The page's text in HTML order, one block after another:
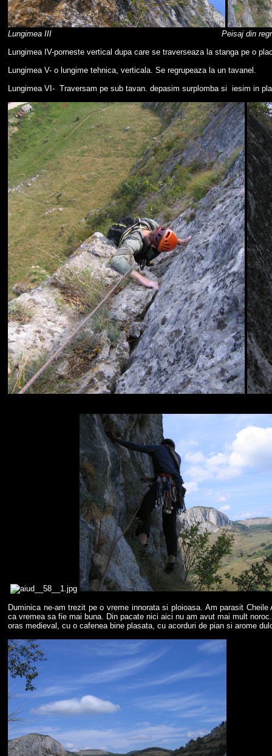
Lungimea III Peisaj din
Lungimea IV-porneste vertical dupa care se traverseaza la stanga pe o
Lungimea V- o lungime tehnica, verticala. Se regrupeaza la un tavanel.
Lungimea VI- Traversam pe sub tavan. depasim surplomba si iesim in
Duminica ne-am trezit pe o vreme innorata si ploioasa. Am parasit
ca vremea sa fie mai buna. Din pacate nici aici nu am avut mai mult
oras medieval, cu o cafenea bine plasata, cu acorduri de pian si arome